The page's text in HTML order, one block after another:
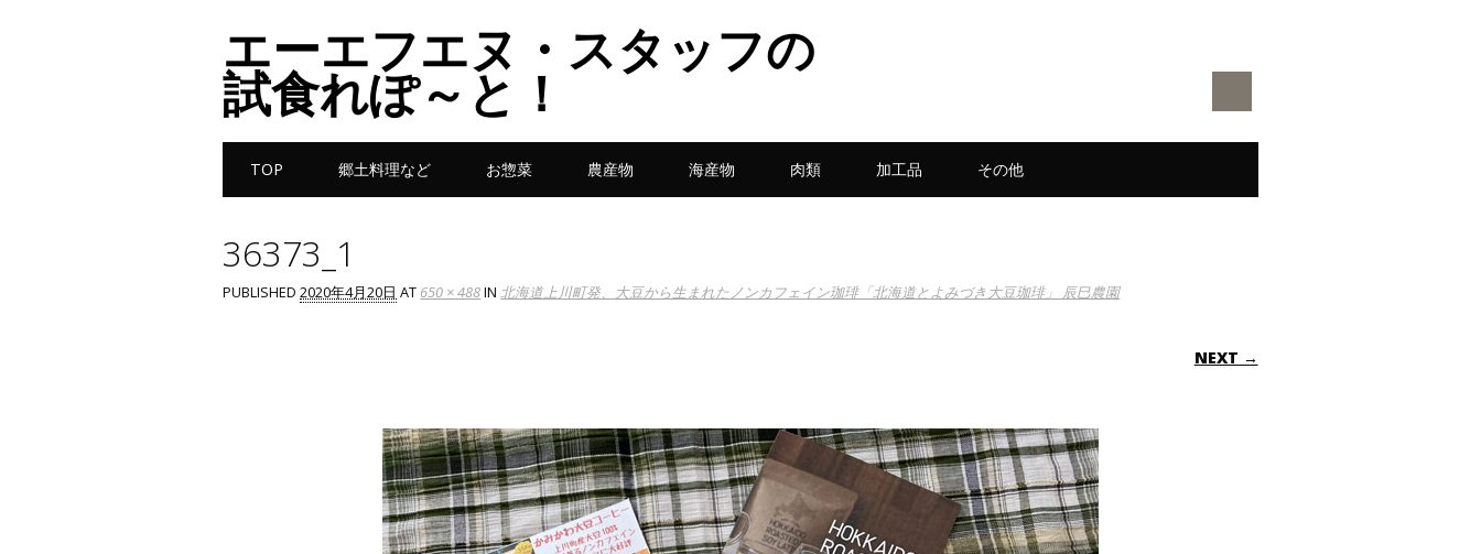
エーエフエヌ・スタッフの
試食れぽ～と！
Main menu
TOP 郷土料理など お惣菜 農産物 海産物 肉類 加工品 その他
36373_1
PUBLISHED2020年4月20日 AT 650 × 488IN北海道上川町発、大豆から生まれたノンカフェイン珈琲「北海道とよみづき大豆珈琲」 辰巳農園
NEXT →